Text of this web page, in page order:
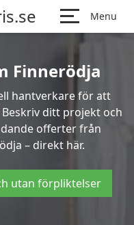
Menu
Finnerödja
hantverkare för att
ditt projekt och
offerter från
– direkt här.
utan förpliktelser